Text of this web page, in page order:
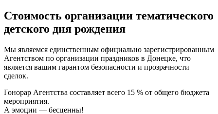
Стоимость организации тематического
детского дня рождения
Мы являемся единственным официально зарегистрированным
Агентством по организации праздников в Донецке, что
является вашим гарантом безопасности и прозрачности
сделок.
Гонорар Агентства составляет всего 15 % от общего бюджета
мероприятия.
А эмоции — бесценны!